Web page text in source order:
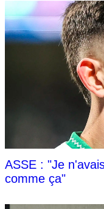
ASSE : "Je
comme ça"